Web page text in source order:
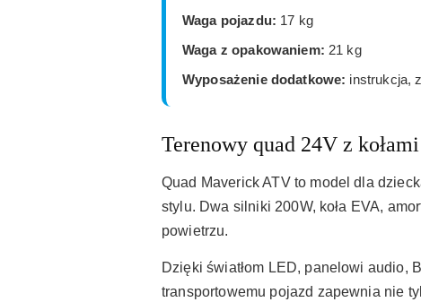
Waga pojazdu: 17 kg
Waga z opakowaniem: 21 kg
Wyposażenie dodatkowe: instrukcja,
Terenowy quad 24V z
Quad Maverick ATV to model dla
stylu. Dwa silniki 200W, koła EVA,
powietrzu.
Dzięki światłom LED, panelowi audio,
transportowemu pojazd zapewnia nie